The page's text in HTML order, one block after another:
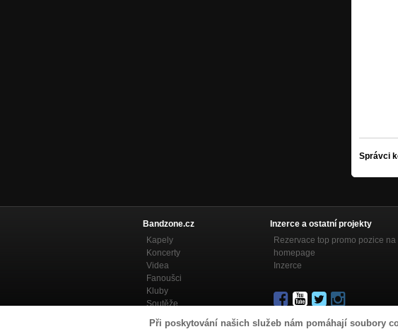
Při poskytování našich služeb nám pomáhají soubory
Správci
Bandzone.cz
Kapely
Koncerty
Videa
Fanoušci
Kluby
Soutěže
Bandzone.cz blog
Inzerce a ostatní projekty
Rezervace top promo pozice na
homepage
Inzerce